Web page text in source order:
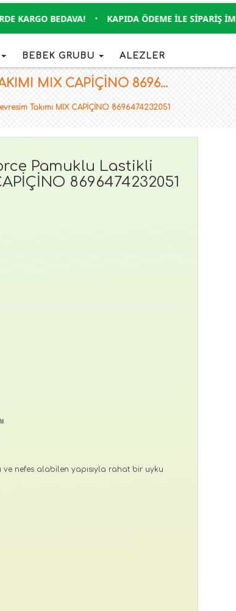
BEDAVA! • KAPIDA ÖDEME İLE SIPARIŞ
BEBEK GRUBU ALEZLER
MIX CAPİÇİNO 8696...
Takımı MIX CAPİÇİNO 8696474232051
Pamuklu Lastikli
8696474232051
ve nefes alabilen yapısıyla rahat bir uyku